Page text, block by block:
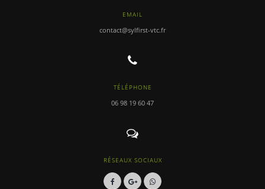
EMAIL
contact@sylfirst-vtc.fr
TÉLÉPHONE
06 98 19 60 47
RÉSEAUX SOCIAUX